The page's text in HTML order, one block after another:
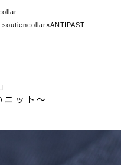
soutiencollar×ANTIPAST
ニット〜